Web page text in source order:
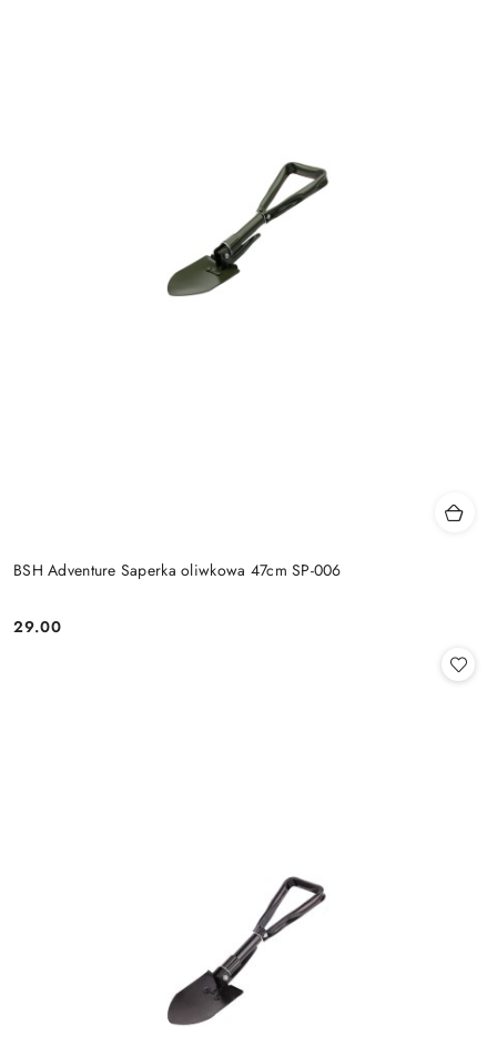
BSH Adventure Saperka oliwkowa 47cm SP-006
Cena:
29.00